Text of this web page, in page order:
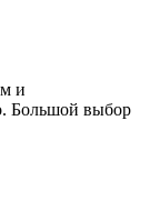
и
Большой выбор